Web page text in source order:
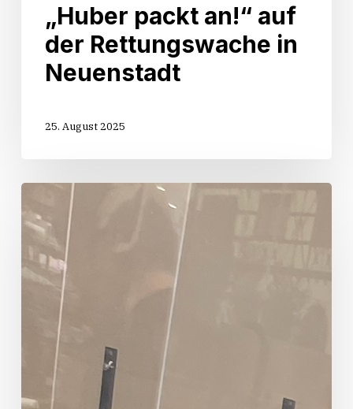
„Huber packt an!“ auf
der Rettungswache in
Neuenstadt
25. August 2025
Start
Sommertour
„Huber
packt
an!“
Oedheim